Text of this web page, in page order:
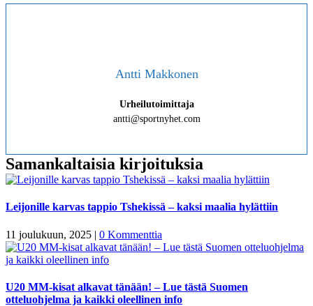
Antti Makkonen
Urheilutoimittaja
antti@sportnyhet.com
Samankaltaisia kirjoituksia
Leijonille karvas tappio Tshekissä – kaksi maalia hylättiin
11 joulukuun, 2025 | 0 Kommenttia
U20 MM-kisat alkavat tänään! – Lue tästä Suomen
otteluohjelma ja kaikki oleellinen info